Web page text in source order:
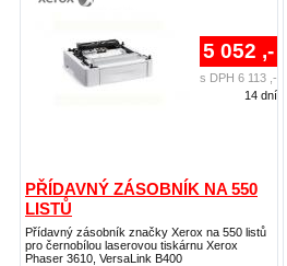
PŘÍDAVNÝ ZÁSOBNÍK NA 550
LISTŮ
Přídavný zásobník značky Xerox na 550 listů
pro černobílou laserovou tiskárnu Xerox
Phaser 3610, VersaLink B400
5 052 ,-
s DPH 6 113 ,-
14 dní